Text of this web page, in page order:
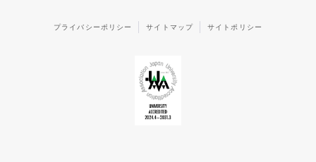
プライバシーポリシー サイトマップ サイトポリシー